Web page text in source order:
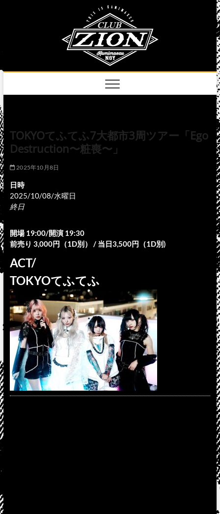
TOKYOてふてふ7大都市3周ツアー「Ego
Destruction〜粧喪〜」
2025年10月8日
日時
2025/10/08/水曜日
終日
開場 19:00/開演 19:30
前売り 3,000円（1D別） / 当日3,500円（1D別)
ACT/
TOKYOてふてふ